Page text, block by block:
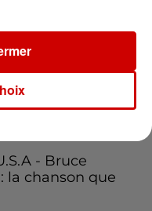
school bus au
les bleus à
- Bruce
la chanson que